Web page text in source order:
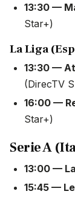
13:30 —
Star+)
La Liga
13:30 —
(DirecTV
16:00 —
Star+)
Serie A
13:00 —
15:45 —